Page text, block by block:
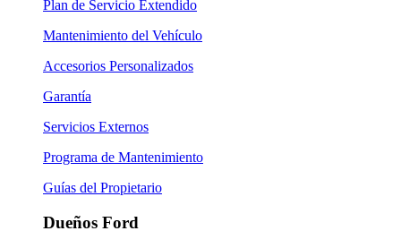
Plan de Servicio Extendido
Mantenimiento del Vehículo
Accesorios Personalizados
Garantía
Servicios Externos
Programa de Mantenimiento
Guías del Propietario
Dueños Ford